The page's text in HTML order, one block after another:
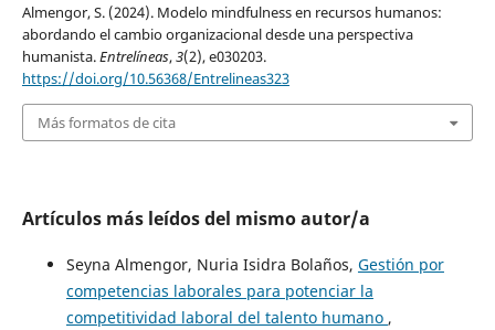
Almengor, S. (2024). Modelo mindfulness en recursos humanos:
abordando el cambio organizacional desde una perspectiva
humanista.Entrelíneas,3(2), e030203.
https://doi.org/10.56368/Entrelineas323
Más formatos de cita
Artículos más leídos del mismo autor/a
Seyna Almengor, Nuria Isidra Bolaños, Gestión por
competencias laborales para potenciar la
competitividad laboral del talento humano ,